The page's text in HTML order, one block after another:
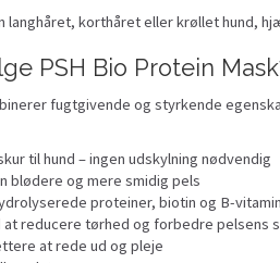
langhåret, korthåret eller krøllet hund,
PSH Bio Protein
fugtgivende og styrkende
til hund – ingen udskylning nødvendig
blødere og mere smidig pels
proteiner, biotin og B-
reducere tørhed og forbedre pelsens
at rede ud og pleje